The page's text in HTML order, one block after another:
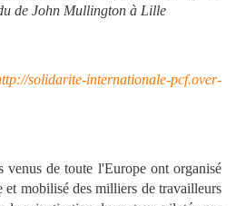
de John Mullington à Lille
solidarite-internationale-pcf.over-
venus de toute l'Europe ont organisé
et mobilisé des milliers de travailleurs